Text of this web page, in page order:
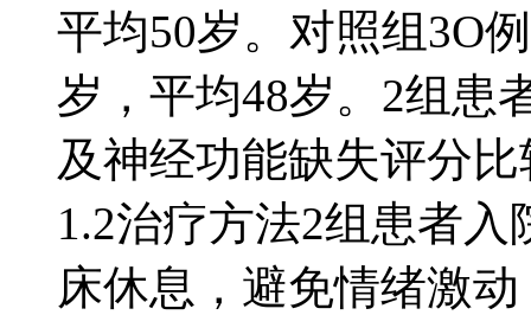
平均50岁。对照组3O
岁，平均48岁。2组患
及神经功能缺失评分
1.2治疗方法2组患者
床休息，避免情绪激